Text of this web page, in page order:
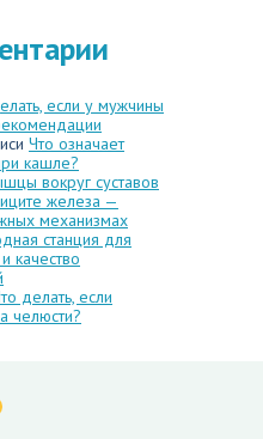
если у мужчины
Что означает
кашле?
вокруг суставов
железа —
механизмах
станция для
качество
делать, если
челюсти?